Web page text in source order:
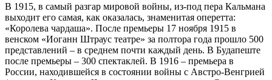
В 1915, в самый разгар мировой войны, из-под пера Кальмана
выходит его самая, как оказалась, знаменитая оперетта:
«Королева чардаша». После премьеры 17 ноября 1915 в
венском «Иоганн Штраус театре» за полтора года прошло 500
представлений – в среднем почти каждый день. В Будапеште
после премьеры – 300 спектаклей. В 1916 – премьера в
России, находившейся в состоянии войны с Австро-Венгрией